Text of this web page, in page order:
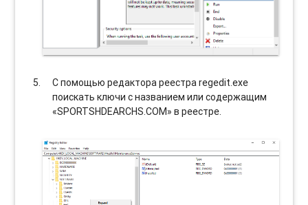
С помощью редактора реестра regedit.exe
поискать ключи с названием или содержащим
«SPORTSHDEARCHS.COM» в реестре.